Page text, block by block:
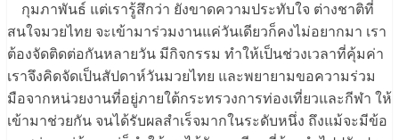
กุมภาพันธ์ แต่เรารู้สึกว่า ยังขาดความประทับใจ ต่างชาติที่
สนใจมวยไทย จะเข้ามาร่วมงานแค่วันเดียวก็คงไม่อยากมา เรา
ต้องจัดติดต่อกันหลายวัน มีกิจกรรม ทำให้เป็นช่วงเวลาที่คุ้มค่า
เราจึงคิดจัดเป็นสัปดาห์วันมวยไทย และพยายามขอความร่วม
มือจากหน่วยงานที่อยู่ภายใต้กระทรวงการท่องเที่ยวและกีฬา ให้
เข้ามาช่วยกัน จนได้รับผลสำเร็จมากในระดับหนึ่ง ถึงแม้จะมีข้อ